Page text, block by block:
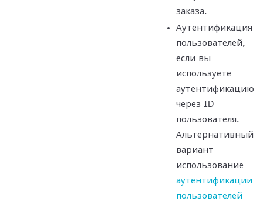
заказа.
Аутентификация
пользователей,
если вы
используете
аутентификацию
через ID
пользователя.
Альтернативный
вариант —
использование
аутентификации
пользователей